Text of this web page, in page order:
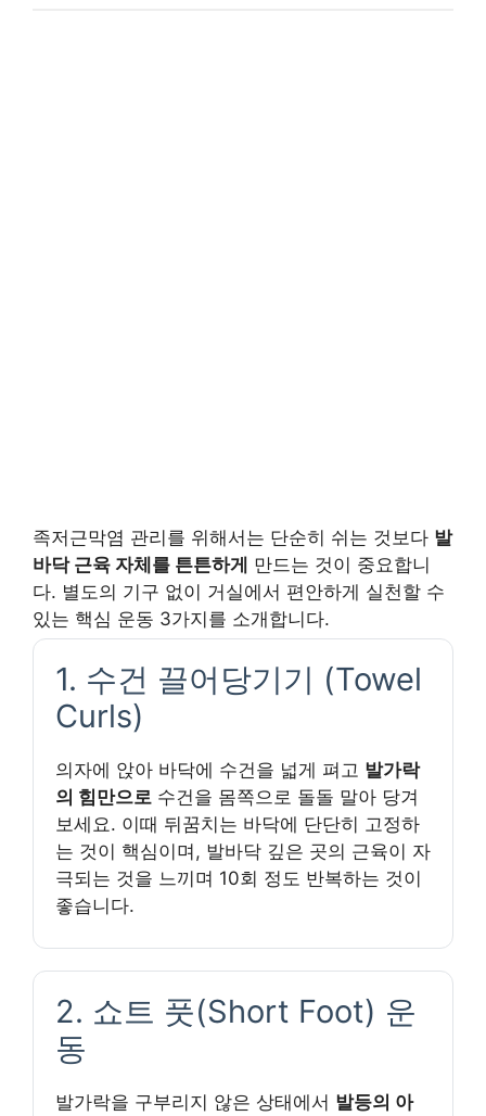
족저근막염 관리를 위해서는 단순히 쉬는 것보다 발
바닥 근육 자체를 튼튼하게 만드는 것이 중요합니
다. 별도의 기구 없이 거실에서 편안하게 실천할 수
있는 핵심 운동 3가지를 소개합니다.
1. 수건 끌어당기기 (Towel
Curls)
의자에 앉아 바닥에 수건을 넓게 펴고 발가락
의 힘만으로 수건을 몸쪽으로 돌돌 말아 당겨
보세요. 이때 뒤꿈치는 바닥에 단단히 고정하
는 것이 핵심이며, 발바닥 깊은 곳의 근육이 자
극되는 것을 느끼며 10회 정도 반복하는 것이
좋습니다.
2. 쇼트 풋(Short Foot) 운
동
발가락을 구부리지 않은 상태에서 발등의 아